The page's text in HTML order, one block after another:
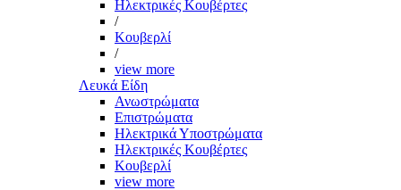
Ηλεκτρικές Κουβέρτες
/
Κουβερλί
/
view more
Λευκά Είδη
Ανωστρώματα
Επιστρώματα
Ηλεκτρικά Υποστρώματα
Ηλεκτρικές Κουβέρτες
Κουβερλί
view more